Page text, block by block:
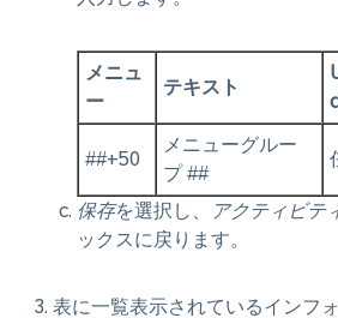
メニュ
ー
テキスト
##+50
メニューグルー
プ ##
保存を選択し、 アクティビテ
ックスに戻ります。
表に一覧表示されているインフ